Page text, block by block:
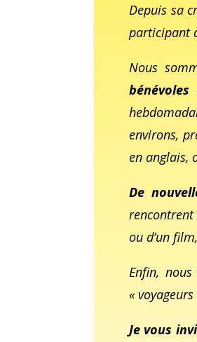
Depuis sa
participant
Nous
environs,
en anglais,
De
ou d’un
Enfin,
« voyageurs
Je vous